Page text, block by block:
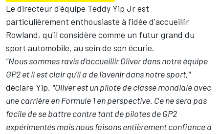
Le directeur d'équipe Teddy Yip Jr est
particulièrement enthousiaste à l'idée d'accueillir
Rowland, qu'il considère comme un futur grand du
sport automobile, au sein de son écurie.
"Nous sommes ravis d'accueillir Oliver dans notre équipe
GP2 et il est clair qu'il a de l'avenir dans notre sport,"
déclare Yip. "Oliver est un pilote de classe mondiale avec
une carrière en Formule 1 en perspective. Ce ne sera pas
facile de se battre contre tant de pilotes de GP2
expérimentés mais nous faisons entièrement confiance à